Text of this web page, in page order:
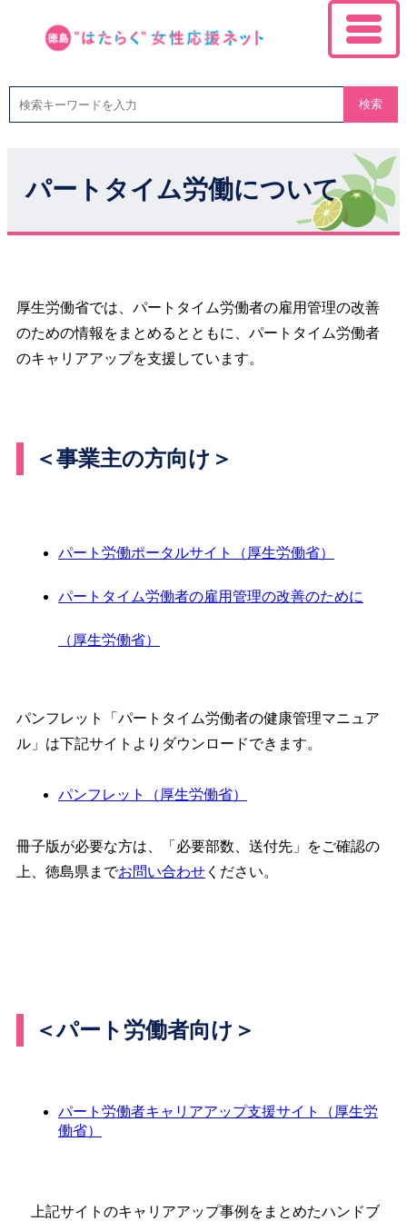
検索
パートタイム労働について
厚生労働省では、パートタイム労働者の雇用管理の改善
のための情報をまとめるとともに、パートタイム労働者
のキャリアアップを支援しています。
＜事業主の方向け＞
パート労働ポータルサイト（厚生労働省）
パートタイム労働者の雇用管理の改善のために
（厚生労働省）
パンフレット「パートタイム労働者の健康管理マニュア
ル」は下記サイトよりダウンロードできます。
パンフレット（厚生労働省）
冊子版が必要な方は、「必要部数、送付先」をご確認の
上、徳島県までお問い合わせ ください。
＜パート労働者向け＞
パート労働者キャリアアップ支援サイト（厚生労
働省）
上記サイトのキャリアアップ事例をまとめたハンドブ